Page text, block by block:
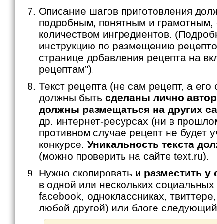
Описание шагов приготовления
подробным, понятным и грамотным,
количеством ингредиентов.
инструкцию по размещению
странице добавления рецепта на
рецептам”).
Текст рецепта (не сам рецепт, а
должны быть сделаны лично
должны размещаться на других
др. интернет-ресурсах (ни в
противном случае рецепт не будет
конкурсе. Уникальность текста
(можно проверить на сайте text.ru).
Нужно скопировать и разместить у
в одной или нескольких
facebook, одноклассниках,
любой другой) или блоге следующий